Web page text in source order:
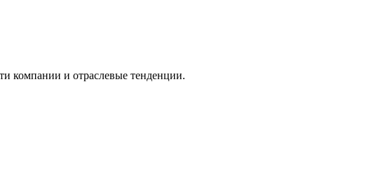
компании и отраслевые тенденции.